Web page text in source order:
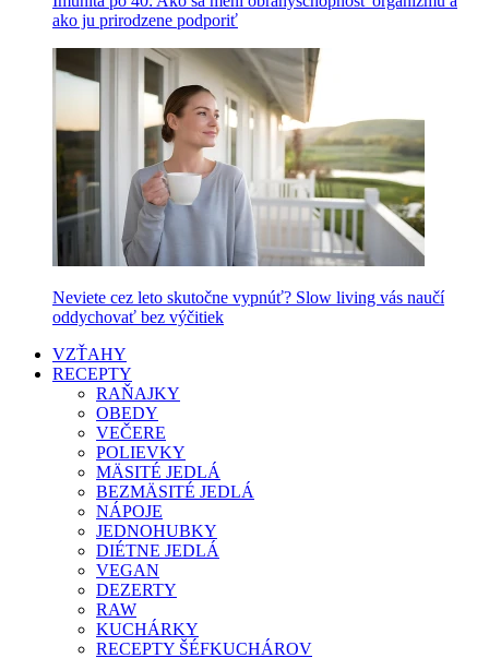
ako ju prirodzene podporiť
Neviete cez leto skutočne vypnúť? Slow living vás naučí
oddychovať bez výčitiek
VZŤAHY
RECEPTY
RAŇAJKY
OBEDY
VEČERE
POLIEVKY
MÄSITÉ JEDLÁ
BEZMÄSITÉ JEDLÁ
NÁPOJE
JEDNOHUBKY
DIÉTNE JEDLÁ
VEGAN
DEZERTY
RAW
KUCHÁRKY
RECEPTY ŠÉFKUCHÁROV